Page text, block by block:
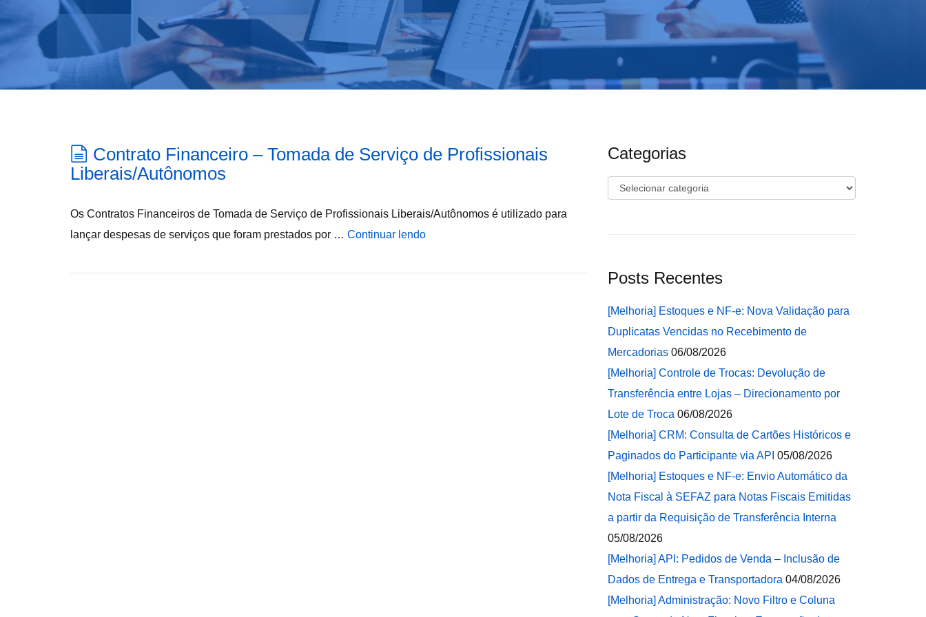
Contrato Financeiro – Tomada de Serviço de Profissionais
Liberais/Autônomos
Os Contratos Financeiros de Tomada de Serviço de Profissionais Liberais/Autônomos é utilizado para
lançar despesas de serviços que foram prestados por … Continuar lendo
Categorias
Categorias
Posts Recentes
[Melhoria] Estoques e NF-e: Nova Validação para
Duplicatas Vencidas no Recebimento de
Mercadorias 06/08/2026
[Melhoria] Controle de Trocas: Devolução de
Transferência entre Lojas – Direcionamento por
Lote de Troca 06/08/2026
[Melhoria] CRM: Consulta de Cartões Históricos e
Paginados do Participante via API 05/08/2026
[Melhoria] Estoques e NF-e: Envio Automático da
Nota Fiscal à SEFAZ para Notas Fiscais Emitidas
a partir da Requisição de Transferência Interna
05/08/2026
[Melhoria] API: Pedidos de Venda – Inclusão de
Dados de Entrega e Transportadora 04/08/2026
[Melhoria] Administração: Novo Filtro e Coluna